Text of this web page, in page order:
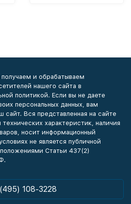
и обрабатываем
нашего сайта в
политикой. Если вы не даете
персональных данных, вам
сайт. Вся представленная на сайте
характеристик, наличия
носит информационный
не является публичной
Статьи 437(2)
108-3228